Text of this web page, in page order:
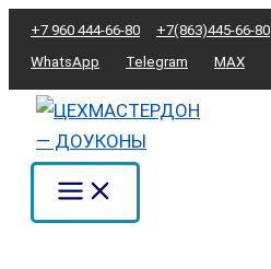
Перейти
содержимому
+7 960 444-66-80
+7(863)445-66-80
WhatsApp
Telegram MAX
Количество
Уплотнение
плавающее
двойное
коническое
УПДК
П25-